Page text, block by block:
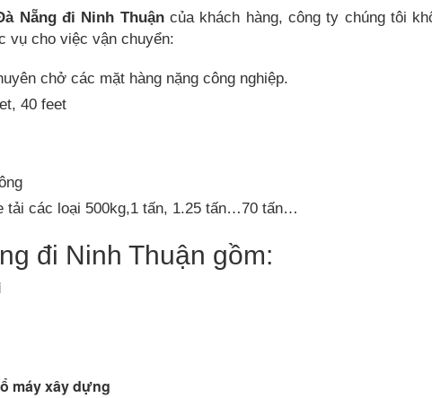
Nẵng đi Ninh Thuậncủa khách hàng, công ty chúng tôi
vụ cho việc vận chuyển:
chở các mặt hàng nặng công nghiệp.
40 feet
tải các loại 500kg,1 tấn, 1.25 tấn…70 tấn…
đi Ninh Thuận gồm:
máy xây dựng